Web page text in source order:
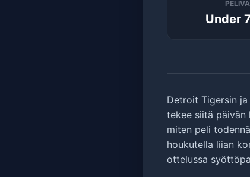
Under
Detroit Tigersin
tekee siitä päivän
miten peli
houkutella liian
ottelussa